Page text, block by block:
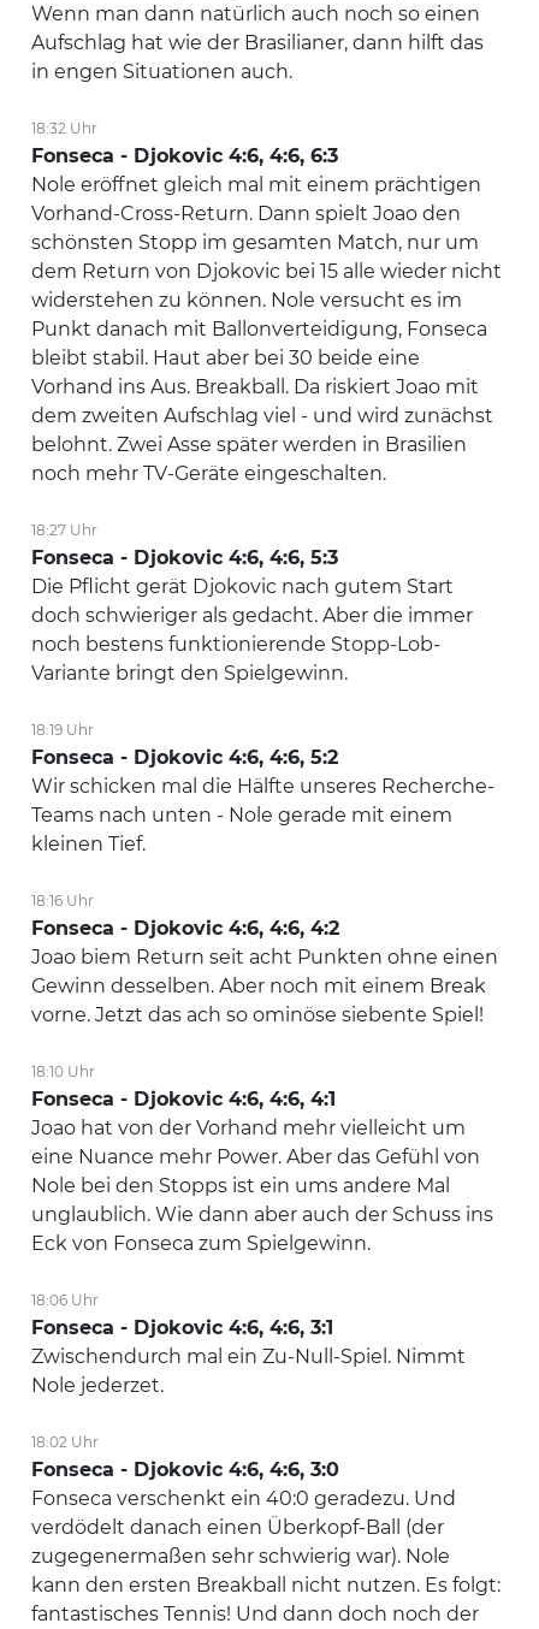
Wenn man dann natürlich auch noch so einen
Aufschlag hat wie der Brasilianer, dann hilft das
in engen Situationen auch.
18:32 Uhr
Fonseca - Djokovic 4:6, 4:6, 6:3
Nole eröffnet gleich mal mit einem prächtigen
Vorhand-Cross-Return. Dann spielt Joao den
schönsten Stopp im gesamten Match, nur um
dem Return von Djokovic bei 15 alle wieder nicht
widerstehen zu können. Nole versucht es im
Punkt danach mit Ballonverteidigung, Fonseca
bleibt stabil. Haut aber bei 30 beide eine
Vorhand ins Aus. Breakball. Da riskiert Joao mit
dem zweiten Aufschlag viel - und wird zunächst
belohnt. Zwei Asse später werden in Brasilien
noch mehr TV-Geräte eingeschalten.
18:27 Uhr
Fonseca - Djokovic 4:6, 4:6, 5:3
Die Pflicht gerät Djokovic nach gutem Start
doch schwieriger als gedacht. Aber die immer
noch bestens funktionierende Stopp-Lob-
Variante bringt den Spielgewinn.
18:19 Uhr
Fonseca - Djokovic 4:6, 4:6, 5:2
Wir schicken mal die Hälfte unseres Recherche-
Teams nach unten - Nole gerade mit einem
kleinen Tief.
18:16 Uhr
Fonseca - Djokovic 4:6, 4:6, 4:2
Joao biem Return seit acht Punkten ohne einen
Gewinn desselben. Aber noch mit einem Break
vorne. Jetzt das ach so ominöse siebente Spiel!
18:10 Uhr
Fonseca - Djokovic 4:6, 4:6, 4:1
Joao hat von der Vorhand mehr vielleicht um
eine Nuance mehr Power. Aber das Gefühl von
Nole bei den Stopps ist ein ums andere Mal
unglaublich. Wie dann aber auch der Schuss ins
Eck von Fonseca zum Spielgewinn.
18:06 Uhr
Fonseca - Djokovic 4:6, 4:6, 3:1
Zwischendurch mal ein Zu-Null-Spiel. Nimmt
Nole jederzet.
18:02 Uhr
Fonseca - Djokovic 4:6, 4:6, 3:0
Fonseca verschenkt ein 40:0 geradezu. Und
verdödelt danach einen Überkopf-Ball (der
zugegenermaßen sehr schwierig war). Nole
kann den ersten Breakball nicht nutzen. Es folgt:
fantastisches Tennis! Und dann doch noch der